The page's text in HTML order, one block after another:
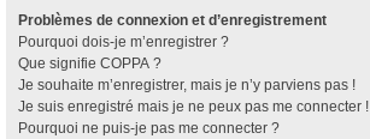
Problèmes de connexion et d’enregistrement
Pourquoi dois-je m’enregistrer ?
Que signifie COPPA ?
Je souhaite m’enregistrer, mais je n’y parviens pas !
Je suis enregistré mais je ne peux pas me connecter !
Pourquoi ne puis-je pas me connecter ?